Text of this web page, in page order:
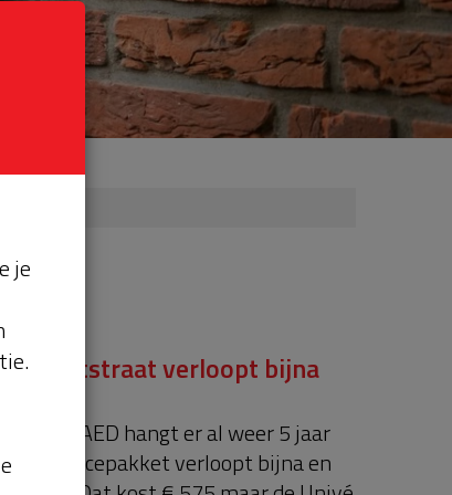
verloopt bijna
AED hangt er al weer 5 jaar
servicepakket verloopt bijna en
je